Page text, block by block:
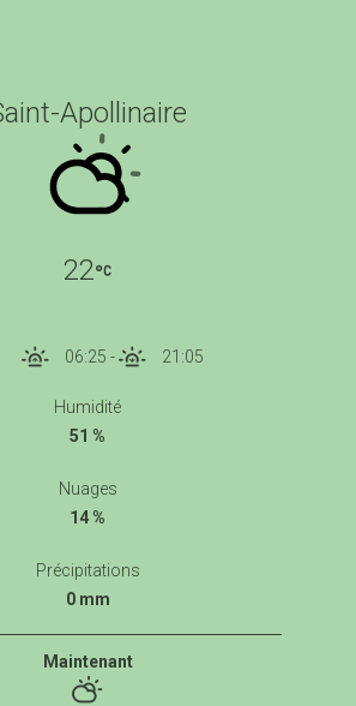
Apollinaire
22
06:25 - 21:05
Humidité
51 %
Nuages
14 %
Précipitations
0 mm
Maintenant